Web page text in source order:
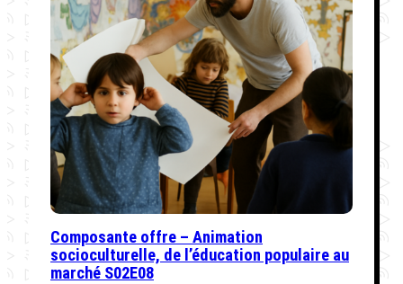
Composante offre – Animation
socioculturelle, de l’éducation populaire au
marché S02E08